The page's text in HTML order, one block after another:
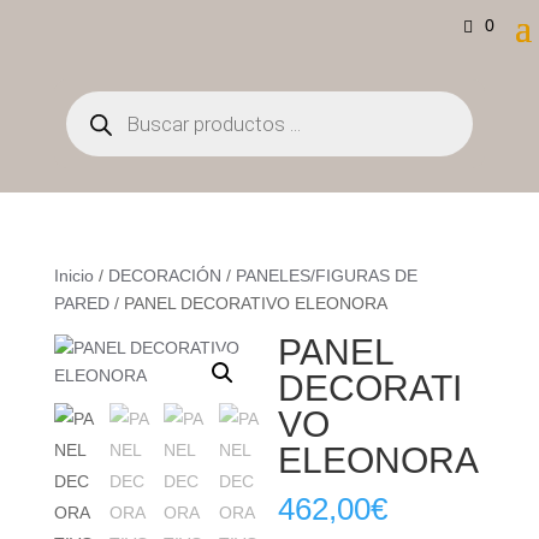
0
Búsqueda
de
productos
Inicio/ DECORACIÓN / PANELES/FIGURAS DE
PARED/ PANEL DECORATIVO ELEONORA
PANEL
DECORATI
VO
ELEONORA
462,00€